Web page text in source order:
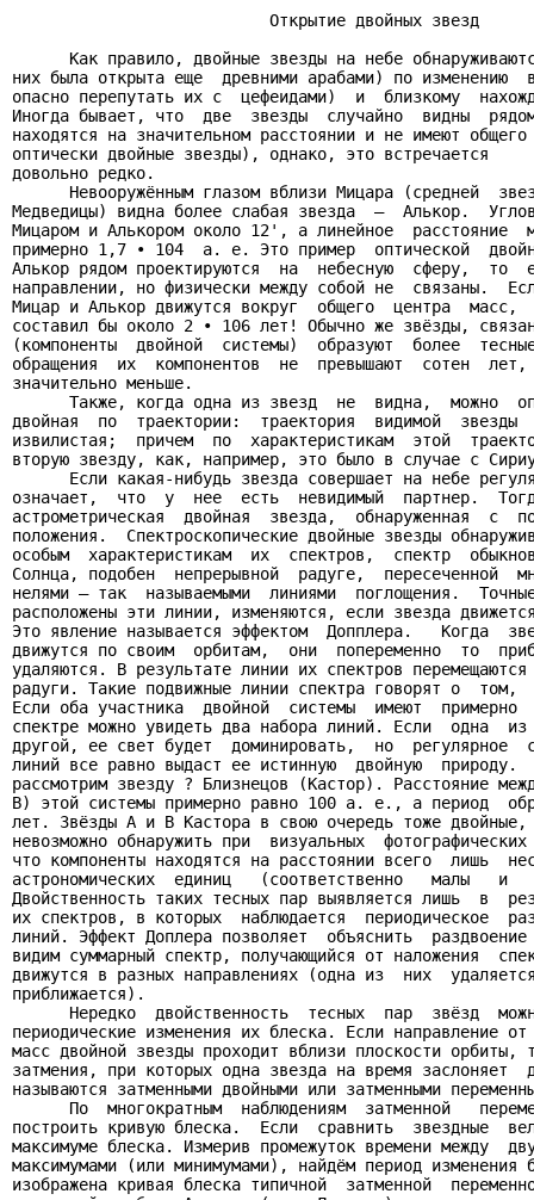
                           Открытие двойных звезд
Как правило, двойные звезды на небе
них была открыта еще  древними арабами) по изменению
опасно перепутать их с  цефеидами)  и  близкому
Иногда бывает, что  две  звезды  случайно  видны
находятся на значительном расстоянии и не имеют
оптически двойные звезды), однако, это встречается
довольно редко.
Невооружённым глазом вблизи Мицара (средней
Медведицы) видна более слабая звезда  –  Алькор.
Мицаром и Алькором около 12', а линейное  расстояние
примерно 1,7 • 104  а. е. Это пример  оптической
Алькор рядом проектируются  на  небесную  сферу,  то
направлении, но физически между собой не  связаны.
Мицар и Алькор движутся вокруг  общего  центра  масс,
составил бы около 2 • 106 лет! Обычно же звёзды,
(компоненты  двойной  системы)  образуют  более
обращения  их  компонентов  не  превышают  сотен
значительно меньше.
Также, когда одна из звезд  не  видна,  можно
двойная  по  траектории:  траектория  видимой
извилистая;  причем  по  характеристикам  этой
вторую звезду, как, например, это было в случае с
Если какая-нибудь звезда совершает на небе
означает,  что  у  нее  есть  невидимый  партнер.
астрометрическая  двойная  звезда,  обнаруженная  с
положения.  Спектроскопические двойные звезды
особым  характеристикам  их  спектров,  спектр
Солнца, подобен  непрерывной  радуге,  пересеченной
нелями – так  называемыми  линиями  поглощения.
расположены эти линии, изменяются, если звезда
Это явление называется эффектом  Допплера.   Когда
движутся по своим  орбитам,  они  попеременно  то
удаляются. В результате линии их спектров
радуги. Такие подвижные линии спектра говорят о
Если оба участника  двойной  системы  имеют
спектре можно увидеть два набора линий. Если  одна
другой, ее свет будет  доминировать,  но  регулярное
линий все равно выдаст ее истинную  двойную
рассмотрим звезду ? Близнецов (Кастор). Расстояние
B) этой системы примерно равно 100 а. е., а период
лет. Звёзды A и B Кастора в свою очередь тоже двойные,
невозможно обнаружить при  визуальных
что компоненты находятся на расстоянии всего  лишь
астрономических  единиц   (соответственно   малы   и
Двойственность таких тесных пар выявляется лишь  в
их спектров, в которых  наблюдается  периодическое
линий. Эффект Доплера позволяет  объяснить
видим суммарный спектр, получающийся от наложения
движутся в разных направлениях (одна из  них
приближается).
Нередко  двойственность  тесных  пар  звёзд
периодические изменения их блеска. Если направление
масс двойной звезды проходит вблизи плоскости орбиты,
затмения, при которых одна звезда на время заслоняет
называются затменными двойными или затменными
По  многократным  наблюдениям  затменной
построить кривую блеска.  Если  сравнить  звездные
максимуме блеска. Измерив промежуток времени между
максимумами (или минимумами), найдём период
изображена кривая блеска типичной  затменной